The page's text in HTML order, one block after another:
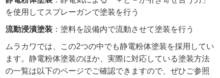
を使用してスプレーガンで塗装を行う
流動浸漬塗装 ：塗料を設備内で流動させて塗装を行う
ムラカワでは、この2つの中でも静電粉体塗装を採用してい
ます。静電粉体塗装のほか、実際に対応している塗装方法
の一覧は以下のページでご確認できますので、ぜひご参照